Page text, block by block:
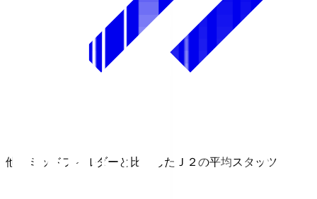
他のミッドフィルダーと比較したＪ２の平均スタッツ